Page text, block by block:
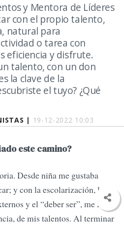
| 19-12-2022 10:03
y Mentora de Líderes
con el propio talento,
natural para
o tarea con
eficiencia y disfrute.
talento, con un don
la clave de la
el tuyo? ¿Qué
este camino?
Desde niña me gustaba
y con la escolarización, la
y el “deber ser”, me fui
de mis talentos. Al terminar